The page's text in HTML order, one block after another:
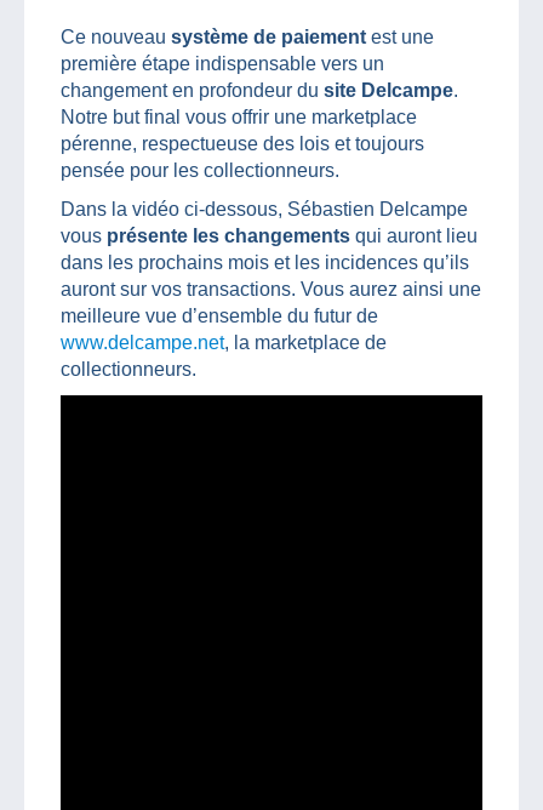
Ce nouveau système de paiement est une
première étape indispensable vers un
changement en profondeur du site Delcampe.
Notre but final vous offrir une marketplace
pérenne, respectueuse des lois et toujours
pensée pour les collectionneurs.
Dans la vidéo ci-dessous, Sébastien Delcampe
vous présente les changements qui auront lieu
dans les prochains mois et les incidences qu’ils
auront sur vos transactions. Vous aurez ainsi une
meilleure vue d’ensemble du futur de
www.delcampe.net, la marketplace de
collectionneurs.